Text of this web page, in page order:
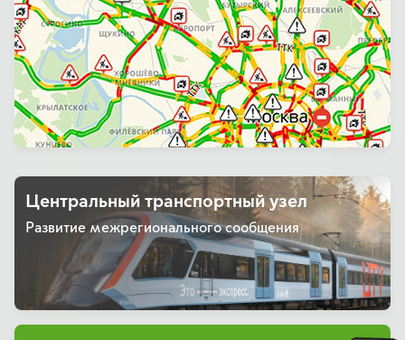
Центральный транспортный узел
Развитие межрегионального сообщения